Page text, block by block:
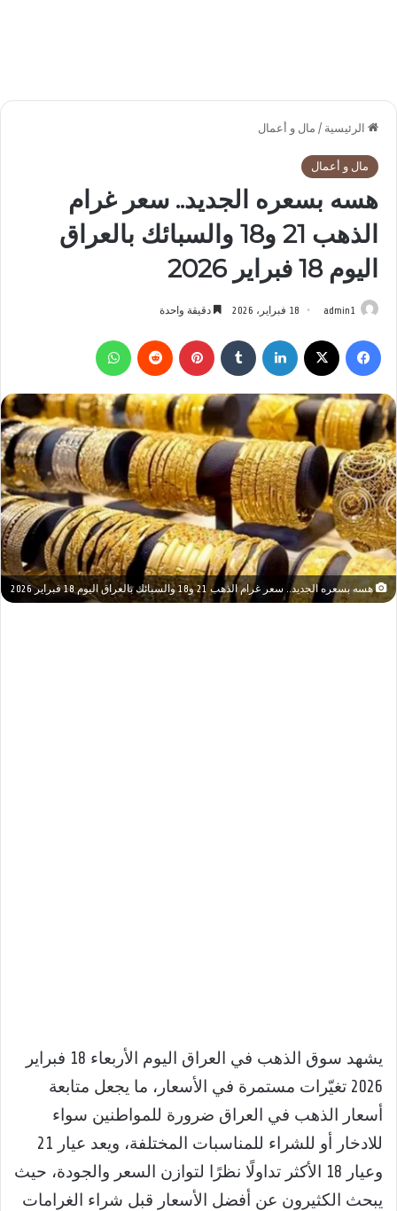
الرئيسية / مال و أعمال
مال و أعمال
هسه بسعره الجديد.. سعر غرام
الذهب 21 و18 والسبائك بالعراق
اليوم 18 فبراير 2026
admin1 18 فبراير، 2026 دقيقة واحدة
فيسبوك لينكدإن بينتيريست
هسه بسعره الجديد.. سعر غرام الذهب 21 و18 والسبائك بالعراق اليوم 18 فبراير 2026
يشهد سوق الذهب في العراق اليوم الأربعاء 18 فبراير
2026 تغيّرات مستمرة في الأسعار، ما يجعل متابعة
أسعار الذهب في العراق ضرورة للمواطنين سواء
للادخار أو للشراء للمناسبات المختلفة، ويعد عيار 21
وعيار 18 الأكثر تداولًا نظرًا لتوازن السعر والجودة، حيث
يبحث الكثيرون عن أفضل الأسعار قبل شراء الغرامات